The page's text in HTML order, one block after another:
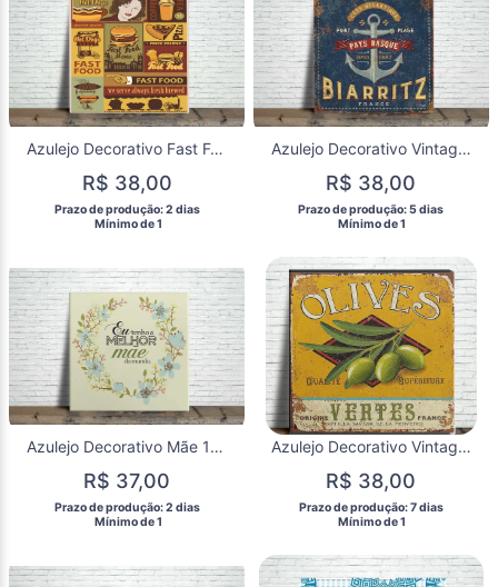
Azulejo Decorativo Fast Food Vintage em Porcelana | Decoração Retrô para Cozinha e Área Gourmet
R$ 38,00
Prazo de produção: 2 dias
  Mínimo de 1
Azulejo Decorativo Vintage Biarritz França | Azulejo Náutico em Cerâmica
R$ 38,00
Prazo de produção: 5 dias
  Mínimo de 1
Azulejo Decorativo Mãe 15x15 | Presente para Dia das Mães em Porcelana
R$ 37,00
Prazo de produção: 2 dias
  Mínimo de 1
Azulejo Decorativo Vintage Olives em Porcelana | Decoração Retrô para Cozinha e Área Gourmet
R$ 38,00
Prazo de produção: 7 dias
  Mínimo de 1